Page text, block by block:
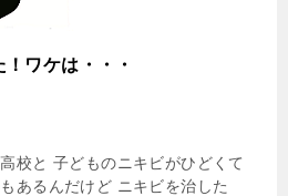
ワケは・・・
校と 子どものニキビがひどくて
あるんだけど ニキビを治した